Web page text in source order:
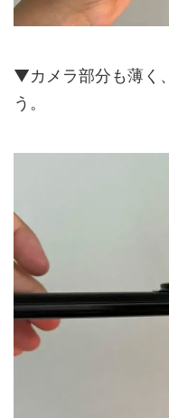
▼カメラ部分も薄く
う。